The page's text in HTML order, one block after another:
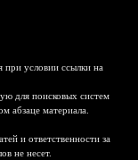
при условии ссылки на
для поисковых систем
абзаце материала.
и ответственности за
не несет.